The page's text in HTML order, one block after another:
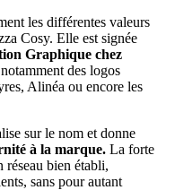
les différentes valeurs
Cosy. Elle est signée
Graphique chez
des logos
Alinéa ou encore les
sur le nom et donne
à la marque. La forte
réseau bien établi,
sans pour autant